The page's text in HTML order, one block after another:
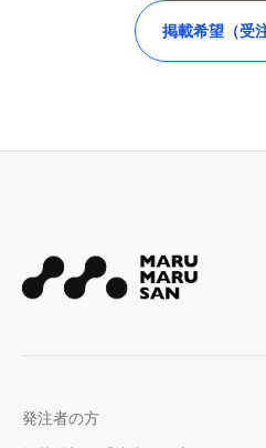
掲載希望（受
発注者の方